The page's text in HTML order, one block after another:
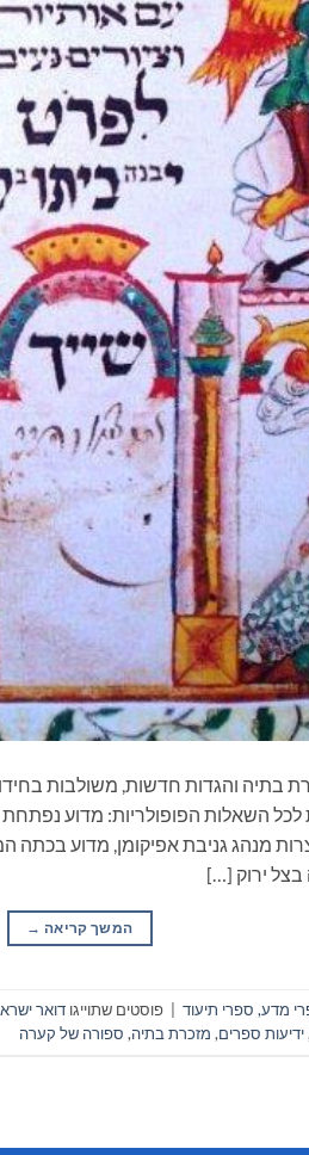
בתיה והגדות חדשות, משולבות
לכל השאלות הפופולריות: מדוע
מנהג גניבת אפיקומן, מדוע בכתה
ירוק […]
המשך קריאה →
מדע, ספרי תיעוד פוסטים שתוייגו דואר
,ידיעות ספרים, מזכרת בתיה, ספורה של קערה